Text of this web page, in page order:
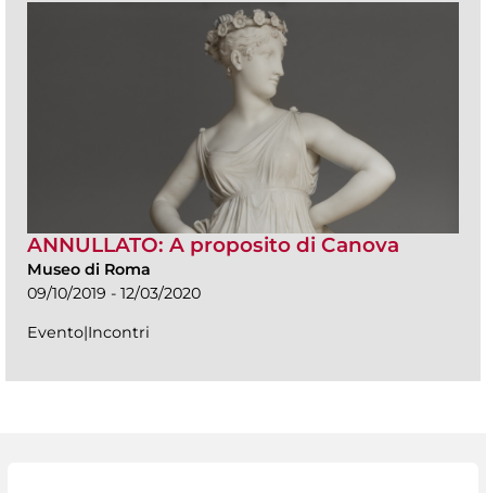
ANNULLATO: A proposito di Canova
Museo di Roma
09/10/2019 - 12/03/2020
Evento|Incontri